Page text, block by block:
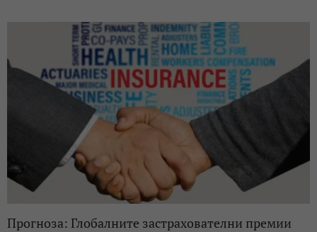
Прогноза: Глобалните застрахователни премии